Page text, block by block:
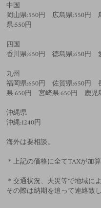
中国
岡山県:550円 広島県:550円
県:550円
四国
香川県:650円 徳島県:650円
九州
福岡県:650円 佐賀県:650円
県:650円 宮崎県:650円 鹿児
沖縄県
沖縄:1240円
海外は要相談。
＊上記の価格に全てTAXが加算
＊交通状況、天災等で地域に
その際は納期を追って連絡致